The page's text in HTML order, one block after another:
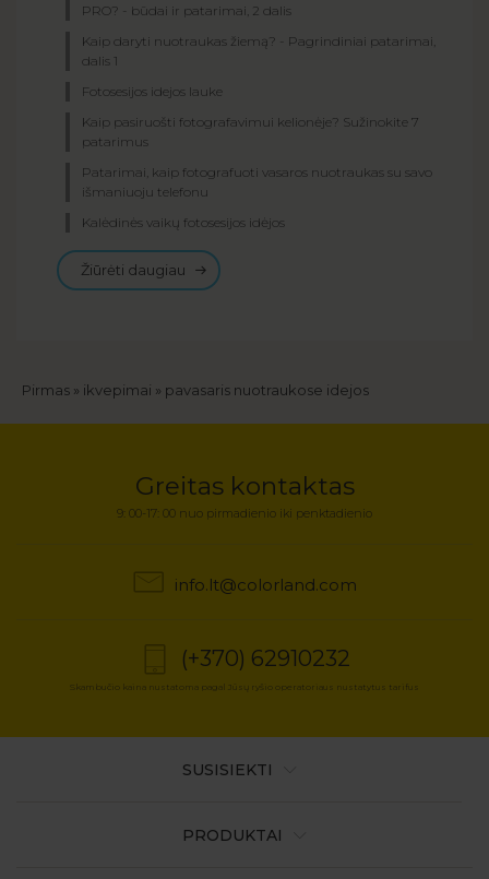
PRO? - būdai ir patarimai, 2 dalis
Kaip daryti nuotraukas žiemą? - Pagrindiniai patarimai,
dalis 1
Fotosesijos idejos lauke
Kaip pasiruošti fotografavimui kelionėje? Sužinokite 7
patarimus
Patarimai, kaip fotografuoti vasaros nuotraukas su savo
išmaniuoju telefonu
Kalėdinės vaikų fotosesijos idėjos
Žiūrėti daugiau
Kelias
Pirmas ikvepimai pavasaris nuotraukose idejos
Greitas kontaktas
9: 00-17: 00 nuo pirmadienio iki penktadienio
info.lt@colorland.com
(+370) 62910232
Skambučio kaina nustatoma pagal Jūsų ryšio operatoriaus nustatytus tarifus
PRODUKTAI
SUSISIEKTI